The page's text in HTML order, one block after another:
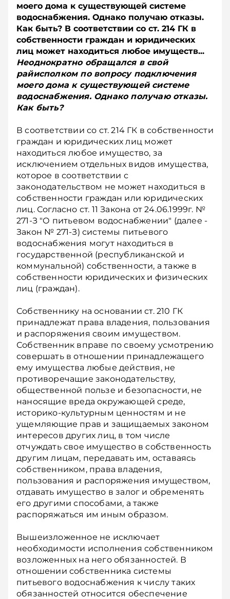
моего дома к существующей системе
водоснабжения. Однако получаю отказы.
Как быть? В соответствии со ст. 214 ГК в
собственности граждан и юридических
лиц может находиться любое имуществ...
Неоднократно обращался в свой
райисполком по вопросу подключения
моего дома к существующей системе
водоснабжения. Однако получаю отказы.
Как быть?
В соответствии со ст. 214 ГК в собственности
граждан и юридических лиц может
находиться любое имущество, за
исключением отдельных видов имущества,
которое в соответствии с
законодательством не может находиться в
собственности граждан или юридических
лиц. Согласно ст. 11 Закона от 24.06.1999г. №
271-З "О питьевом водоснабжении" (далее -
Закон № 271-З) системы питьевого
водоснабжения могут находиться в
государственной (республиканской и
коммунальной) собственности, а также в
собственности юридических и физических
лиц (граждан).
Собственнику на основании ст. 210 ГК
принадлежат права владения, пользования
и распоряжения своим имуществом.
Собственник вправе по своему усмотрению
совершать в отношении принадлежащего
ему имущества любые действия, не
противоречащие законодательству,
общественной пользе и безопасности, не
наносящие вреда окружающей среде,
историко-культурным ценностям и не
ущемляющие прав и защищаемых законом
интересов других лиц, в том числе
отчуждать свое имущество в собственность
другим лицам, передавать им, оставаясь
собственником, права владения,
пользования и распоряжения имуществом,
отдавать имущество в залог и обременять
его другими способами, а также
распоряжаться им иным образом.
Вышеизложенное не исключает
необходимости исполнения собственником
возложенных на него обязанностей. В
отношении собственника системы
питьевого водоснабжения к числу таких
обязанностей относится обеспечение